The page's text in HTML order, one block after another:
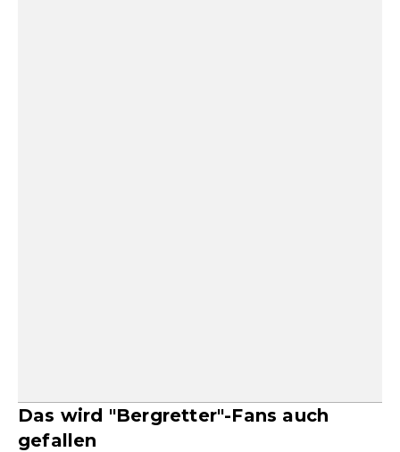
Das wird "Bergretter"-Fans auch
gefallen